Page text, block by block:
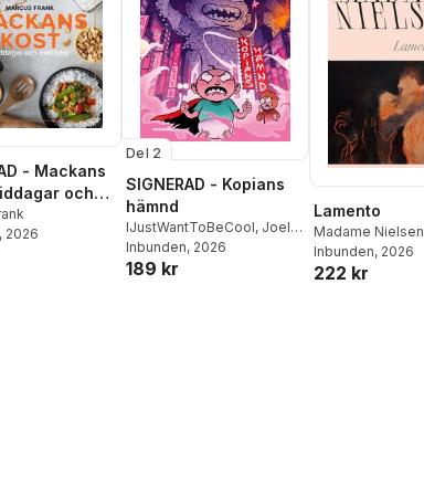
- Mackans
och
, 2026
Del 2
SIGNERAD - Kopians
hämnd
IJustWantToBeCool, Joel
Adolphson,Emil Ejdemo
Beer ,Victor Beer
Inbunden, 2026
189 kr
Lamento
Madame Nielsen
Inbunden, 2026
222 kr